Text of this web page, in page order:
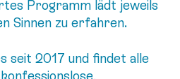
Programm lädt jeweils
Sinnen zu erfahren.
seit 2017 und findet alle